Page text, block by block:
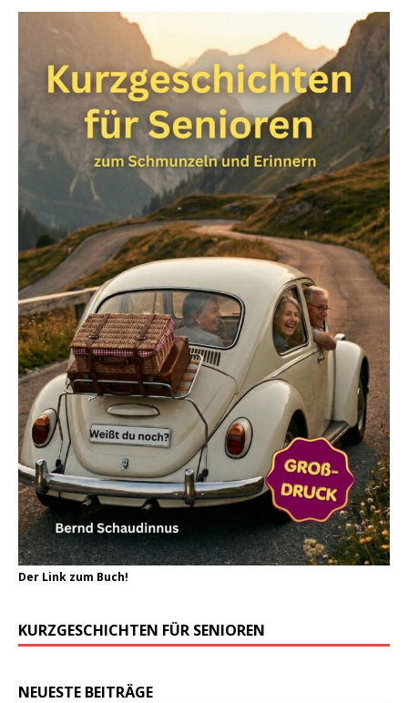
Der Link zum Buch!
KURZGESCHICHTEN FÜR SENIOREN
NEUESTE BEITRÄGE